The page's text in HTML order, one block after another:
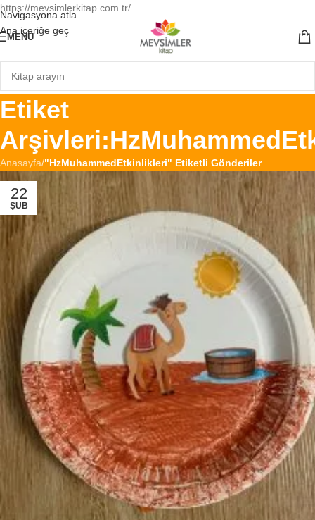
https://mevsimlerkitap.com.tr/
Navigasyona atla
Ana içeriğe geç
MENÜ
Etiket
Anasayfa/"HzMuhammedEtkinlikleri" Etiketli Gönderiler
22
ŞUB